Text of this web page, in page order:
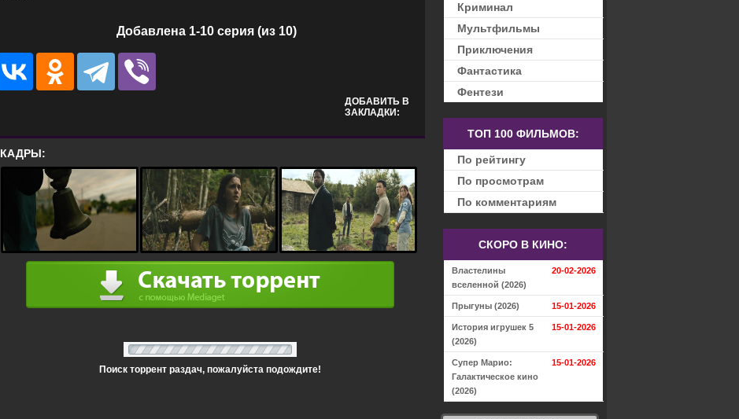
Добавлена 1-10 серия (из 10)
ДОБАВИТЬ В
ЗАКЛАДКИ:
КАДРЫ:
Поиск торрент раздач, пожалуйста подождите!
Криминал
Мультфильмы
Приключения
Фантастика
Фентези
ТОП 100 ФИЛЬМОВ:
По рейтингу
По просмотрам
По комментариям
СКОРО В КИНО:
Властелины
вселенной (2026)
20-02-2026
Прыгуны (2026) 15-01-2026
История игрушек 5
(2026)
15-01-2026
Супер Марио:
Галактическое кино
(2026)
15-01-2026